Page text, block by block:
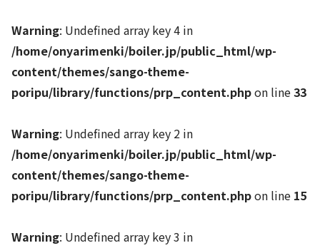
Warning: Undefined array key 4 in
/home/onyarimenki/boiler.jp/public_html/wp-
content/themes/sango-theme-
poripu/library/functions/prp_content.phpon line33
Warning: Undefined array key 2 in
/home/onyarimenki/boiler.jp/public_html/wp-
content/themes/sango-theme-
poripu/library/functions/prp_content.phpon line 15
Warning: Undefined array key 3 in